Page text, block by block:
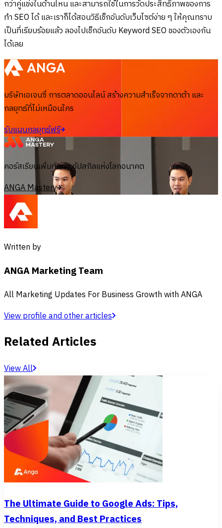
กว่าคู่แข่งในด้านไหน และสามารถใช้ในการวัดประสิทธิภาพของการ
ทำ SEO ได้ และเราก็ได้สอนวิธีเช็กอันดับเว็บไซต์ง่าย ๆ ให้คุณทราบ
เป็นที่เรียบร้อยแล้ว ลองไปเช็กอันดับ Keyword SEO ของตัวเองกัน
ได้เลย
บริษัทเอเจนซี่ การตลาดออนไลน์ สร้างความสำเร็จจากดาต้า และ
กลยุทธ์ที่ไม่เหมือนใคร
รับแผนกลยุทธ์ฟรี
คอร์สเรียนเพิ่มทักษะ อัปสกิลแห่งโลกอนาคต
ANGA Mastery
Written by
ANGA Marketing Team
All Marketing Updates For Business Growth with ANGA
View profile and other articles
Related Articles
View All
The Ultimate Guide to Google Ads: Tips,
Techniques, and Best Practices